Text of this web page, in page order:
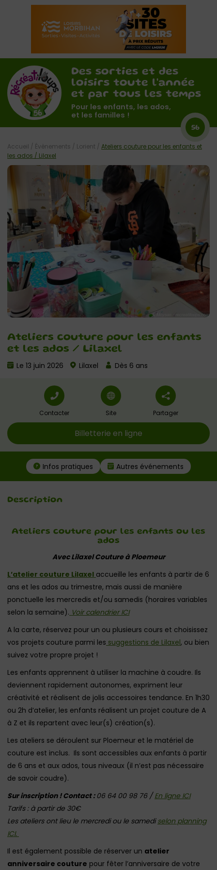
Des sorties et des
loisirs toute l'année
et par tous les temps
Pour les enfants, les ados,
et les familles !
56
Ateliers couture pour les enfants
et les ados / Lilaxel
Le 13 juin 2026 Lilaxel Dès 6 ans
Accueil / Évènements / Lorient / Ateliers couture pour les enfants et
les ados / Lilaxel
Contacter Site Partager
Billetterie en ligne
Infos pratiques Autres événements
Description
Ateliers couture pour les enfants ou les
ados
Avec Lilaxel Couture à Ploemeur
L’atelier couture Lilaxel accueille les enfants à partir de 6
ans et les ados au trimestre, mais aussi de manière
ponctuelle les mercredis et/ou samedis (horaires variables
selon la semaine). Voir calendrier ICI
A la carte, réservez pour un ou plusieurs cours et choisissez
vos projets couture parmi les suggestions de Lilaxel, ou bien
suivez votre propre projet !
Les enfants apprennent à utiliser la machine à coudre. Ils
deviennent rapidement autonomes, expriment leur
créativité et réalisent de jolis accessoires tendance. En 1h30
ou 2h d’atelier, les enfants réalisent un projet couture de A
à Z et ils repartent avec leur(s) création(s).
Les ateliers se déroulent sur Ploemeur et le matériel de
couture est inclus. Ils sont accessibles aux enfants à partir
de 6 ans et aux ados, tous niveaux (il n’est pas nécessaire
de savoir coudre).
Sur inscription ! Contact : 06 64 00 98 76 / En ligne ICI
Tarifs : à partir de 30€
Les ateliers ont lieu le mercredi ou le samediselon planning
ICI.
Il est également possible de réserver un atelier
anniversaire couture pour fêter l’anniversaire de votre